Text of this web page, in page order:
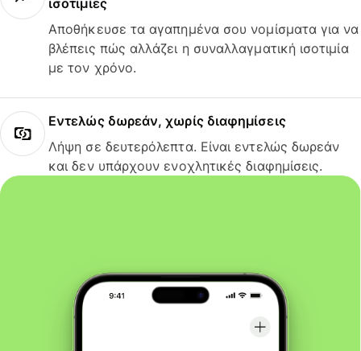
ισοτιμίες
Αποθήκευσε τα αγαπημένα σου νομίσματα για να
βλέπεις πώς αλλάζει η συναλλαγματική ισοτιμία
με τον χρόνο.
Εντελώς δωρεάν, χωρίς διαφημίσεις
Λήψη σε δευτερόλεπτα. Είναι εντελώς δωρεάν
και δεν υπάρχουν ενοχλητικές διαφημίσεις.